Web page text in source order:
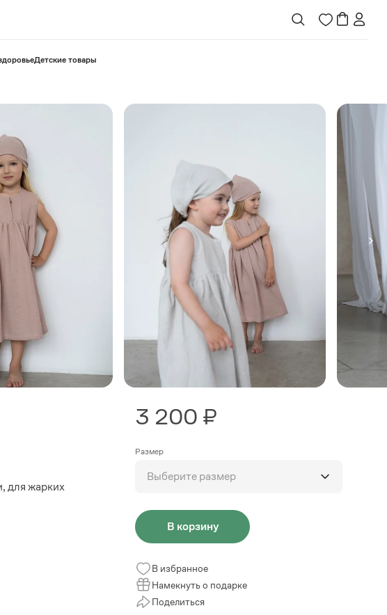
⁠Детские товары
для жарких
3 200 ₽
Размер
Выберите размер
В корзину
В избранное
Намекнуть о подарке
Поделиться